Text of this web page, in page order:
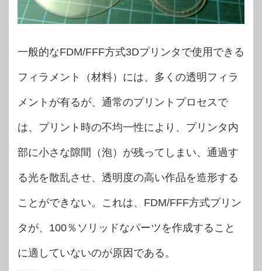
一般的なFDM/FFF方式3Dプリンタで使用できる
フィラメント（材料）には、多くの透明フィラ
メントが有るが、通常のプリントプロセスで
は、プリント時の不均一性により、プリンタ内
部に小さな隙間（泡）が残ってしまい、通過す
る光を散乱させ、透明度の高い作品を造形する
ことができない。これは、FDM/FFF方式プリン
タが、100％ソリッドなパーツを作成すること
に適していないのが原因である。